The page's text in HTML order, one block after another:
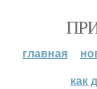
главная
как